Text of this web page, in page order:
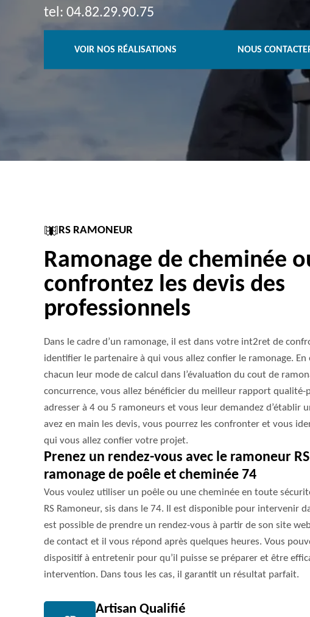
tel: 04.82.29.90.75
VOIR NOS RÉALISATIONS NOUS
RS RAMONEUR
Ramonage de cheminée
confrontez les devis des
professionnels
Dans le cadre d’un ramonage, il est dans votre int2ret de
identifier le partenaire à qui vous allez confier le ramonage.
chacun leur mode de calcul dans l’évaluation du cout de
concurrence, vous allez bénéficier du meilleur rapport qualité-
adresser à 4 ou 5 ramoneurs et vous leur demandez d’établir
avez en main les devis, vous pourrez les confronter et vous
qui vous allez confier votre projet.
Prenez un rendez-vous avec le ramoneur
ramonage de poêle et cheminée 74
Vous voulez utiliser un poêle ou une cheminée en toute
RS Ramoneur, sis dans le 74. Il est disponible pour intervenir
est possible de prendre un rendez-vous à partir de son site
de contact et il vous répond après quelques heures. Vous
dispositif à entretenir pour qu’il puisse se préparer et être
intervention. Dans tous les cas, il garantit un résultat parfait.
Artisan Qualifié